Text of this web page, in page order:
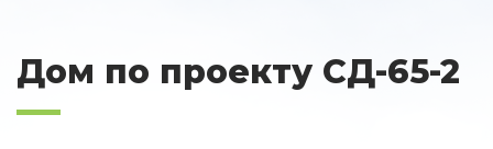
Дом по проекту СД-65-2